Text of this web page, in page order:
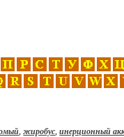
,жиробус,инерционный